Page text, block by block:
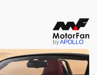
byAPOLLO